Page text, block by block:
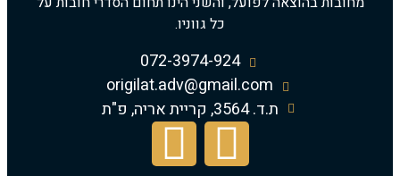
כל גווניו.
072-3974-924
origilat.adv@gmail.com
ת.ד. 3564, קריית אריה, פ"ת